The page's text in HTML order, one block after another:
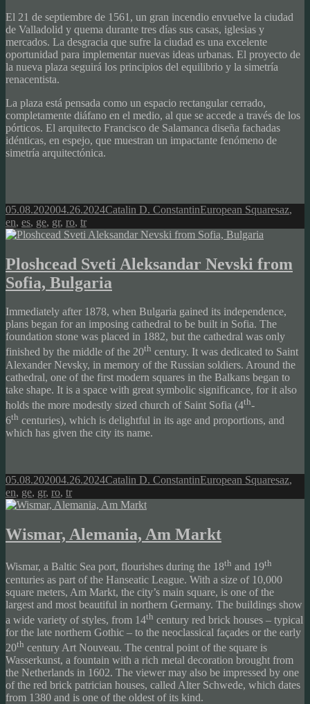
El 21 de septiembre de 1561, un gran incendio envuelve la ciudad
de Valladolid y quema durante tres días sus casas, iglesias y
mercados. La desgracia que sufre la ciudad es una excelente
oportunidad para implementar nuevas ideas urbanas. El proyecto de
la nueva plaza seguirá los principios del equilibrio y la simetría
renacentista.
La plaza está pensada como un espacio rectangular cerrado,
completamente diáfano en el medio, al que se accede a través de los
pórticos. El arquitecto Francisco de Salamanca diseña fachadas
idénticas, en espejo, que muestran un impactante fenómeno de
simetría arquitectónica.
Posted
on
05.08.202004.26.2024Author
Catalin D. ConstantinCategories
European SquaresTags
az,
en, es, ge, gr, ro, tr
Ploshcead Sveti Aleksandar Nevski from
Sofia, Bulgaria
Immediately after 1878, when Bulgaria gained its independence,
plans began for an imposing cathedral to be built in Sofia. The
foundation stone was placed in 1882, but the cathedral was only
finished by the middle of the 20th century. It was dedicated to Saint
Alexander Nevsky, in memory of the Russian soldiers. Around the
cathedral, one of the first modern squares in the Balkans began to
take shape. It is a space with great symbolic significance, for it also
holds the more modestly sized church of Saint Sofia (4th-
6th centuries), which is delightful in its age and proportions, and
which has given the city its name.
Posted
on
05.08.202004.26.2024Author
Catalin D. ConstantinCategories
European SquaresTags
az,
en, ge, gr, ro, tr
Wismar, Alemania, Am Markt
Wismar, a Baltic Sea port, flourishes during the 18th and 19th
centuries as part of the Hanseatic League. With a size of 10,000
square meters, Am Markt, the city’s main square, is one of the
largest and most beautiful in northern Germany. The buildings show
a wide variety of styles, from 14th century red brick houses – typical
for the late northern Gothic – to the neoclassical façades or the early
20th century Art Nouveau. The central point of the square is
Wasserkunst, a fountain with a rich metal decoration brought from
the Netherlands in 1602. The viewer may also be impressed by one
of the red brick patrician houses, called Alter Schwede, which dates
from 1380 and is one of the oldest of its kind.